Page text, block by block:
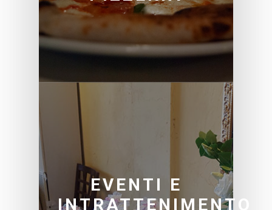
EVENTI E
INTRATTENIMENTO